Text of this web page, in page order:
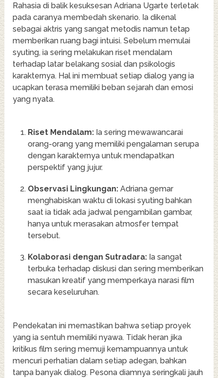
Rahasia di balik kesuksesan Adriana Ugarte terletak
pada caranya membedah skenario. Ia dikenal
sebagai aktris yang sangat metodis namun tetap
memberikan ruang bagi intuisi. Sebelum memulai
syuting, ia sering melakukan riset mendalam
terhadap latar belakang sosial dan psikologis
karakternya. Hal ini membuat setiap dialog yang ia
ucapkan terasa memiliki beban sejarah dan emosi
yang nyata.
Riset Mendalam:Ia sering mewawancarai
orang-orang yang memiliki pengalaman serupa
dengan karakternya untuk mendapatkan
perspektif yang jujur.
Observasi Lingkungan:Adriana gemar
menghabiskan waktu di lokasi syuting bahkan
saat ia tidak ada jadwal pengambilan gambar,
hanya untuk merasakan atmosfer tempat
tersebut.
Kolaborasi dengan Sutradara:Ia sangat
terbuka terhadap diskusi dan sering memberikan
masukan kreatif yang memperkaya narasi film
secara keseluruhan.
Pendekatan ini memastikan bahwa setiap proyek
yang ia sentuh memiliki nyawa. Tidak heran jika
kritikus film sering memuji kemampuannya untuk
mencuri perhatian dalam setiap adegan, bahkan
tanpa banyak dialog. Pesona diamnya seringkali jauh